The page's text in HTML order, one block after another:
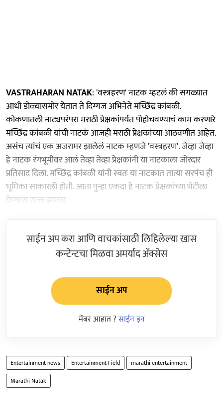
VASTRAHARAN NATAK: 'वस्त्रहरण' नाटक म्हटलं की सगळ्यात
आधी डोळ्यासमोर येतात ते दिग्गज अभिनेते मच्छिंद्रकांबळी.
कोकणातली नाट्यपरंपरा मराठी प्रेक्षकांपर्यंत पोहोचवण्याचं काम करणारे
मच्छिंद्र कांबळी यांची नाटकं आजही मराठी प्रेक्षकांच्या आठवणीत आहेत.
असंच त्यांचं एक अजरामर झालेलं नाटक म्हणजे 'वस्त्रहरण'. जेव्हा जेव्हा
हे नाटक रंगभूमीवर आलं तेव्हा तेव्हा प्रेक्षकांनी या नाटकाला जोरदार
प्रतिसाद दिला. मच्छिंद्र कांबळी यांनी स्वतः या नाटकात तात्या सरपंच ही
भूमिका साकारली होती. आता पुन्हा एकदा हे नाटक प्रेक्षकांच्या भेटीला
येण्यास सज्ज झालंय.
साईन अप करा आणि वाचकांसाठी लिहिलेल्या खास
कन्टेन्टचा मिळवा अमर्याद ॲक्सेस
साईन अप
मेंबर आहात ?साईन इन
Entertainment news Entertainment Field
marathi entertainment
Marathi Natak